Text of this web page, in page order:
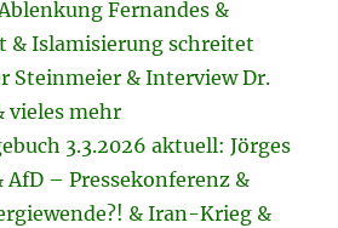
Fernandes &
& Islamisierung schreitet
Steinmeier & Interview Dr.
vieles mehr
3.3.2026 aktuell: Jörges
– Pressekonferenz &
& Iran-Krieg &